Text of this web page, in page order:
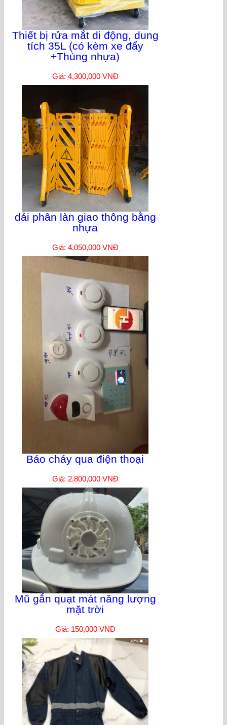
Thiết bị rửa mắt di động, dung
tích 35L (có kèm xe đẩy
+Thùng nhựa)
Giá: 4,300,000 VNĐ
dải phân làn giao thông bằng
nhựa
Giá: 4,050,000 VNĐ
Báo cháy qua điện thoại
Giá: 2,800,000 VNĐ
Mũ gắn quạt mát năng lượng
mặt trời
Giá: 150,000 VNĐ